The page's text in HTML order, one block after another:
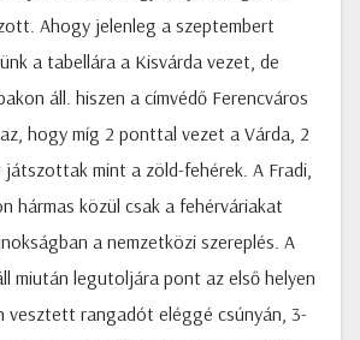
Ahogy jelenleg a szeptembert
a tabellára a Kisvárda vezet, de
áll. hiszen a címvédő Ferencváros
hogy míg 2 ponttal vezet a Várda, 2
mint a zöld-fehérek. A Fradi,
hármas közül csak a fehérváriakat
a nemzetközi szereplés. A
miután legutoljára pont az első helyen
vesztett rangadót eléggé csúnyán, 3-